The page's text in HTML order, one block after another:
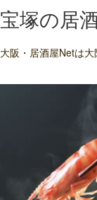
宝塚の居
大阪・居酒屋Netは